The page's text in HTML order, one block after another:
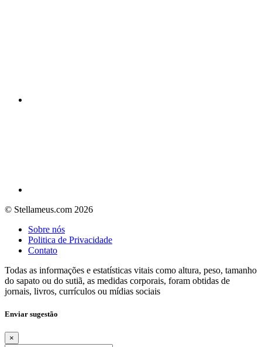
© Stellameus.com 2026
Sobre nós
Politica de Privacidade
Contato
Todas as informações e estatísticas vitais como altura, peso, tamanho
do sapato ou do sutiã, as medidas corporais, foram obtidas de
jornais, livros, currículos ou mídias sociais
Enviar sugestão
×